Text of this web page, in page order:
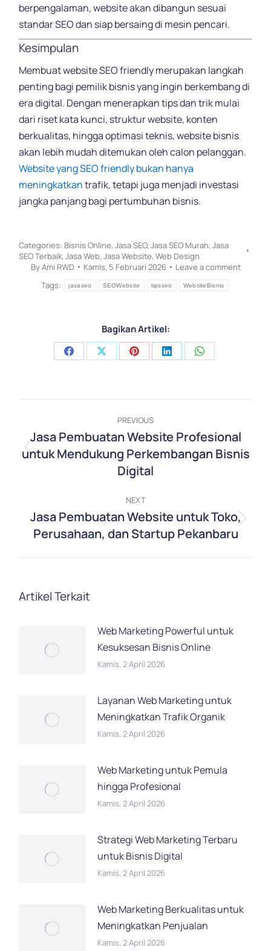
berpengalaman, website akan dibangun sesuai
standar SEO dan siap bersaing di mesin pencari.
Kesimpulan
Membuat website SEO friendly merupakan langkah
penting bagi pemilik bisnis yang ingin berkembang di
era digital. Dengan menerapkan tips dan trik mulai
dari riset kata kunci, struktur website, konten
berkualitas, hingga optimasi teknis, website bisnis
akan lebih mudah ditemukan oleh calon pelanggan.
Website yang SEO friendly bukan hanya
meningkatkantrafik, tetapi juga menjadi investasi
jangka panjang bagi pertumbuhan bisnis.
Categories: Bisnis Online,Jasa SEO,Jasa SEO Murah,Jasa
SEO Terbaik,Jasa Web,Jasa Website,Web Design
ByAmi RWD Kamis, 5 Februari 2026
Leave a comment
Tags:
jasaseo SEOWebsite tipsseo WebsiteBisnis
Bagikan Artikel:
Share Share Share Share Share
navigation
PREVIOUS
Previous
post:
Jasa Pembuatan Website Profesional
untuk Mendukung Perkembangan Bisnis
Digital
NEXT
Next
post:
Jasa Pembuatan Website untuk Toko,
Perusahaan, dan Startup Pekanbaru
Artikel Terkait
Web Marketing Powerful untuk
Kesuksesan Bisnis Online
Kamis, 2 April 2026
Layanan Web Marketing untuk
Meningkatkan Trafik Organik
Kamis, 2 April 2026
Web Marketing untuk Pemula
hingga Profesional
Kamis, 2 April 2026
Strategi Web Marketing Terbaru
untuk Bisnis Digital
Kamis, 2 April 2026
Web Marketing Berkualitas untuk
Meningkatkan Penjualan
Kamis, 2 April 2026